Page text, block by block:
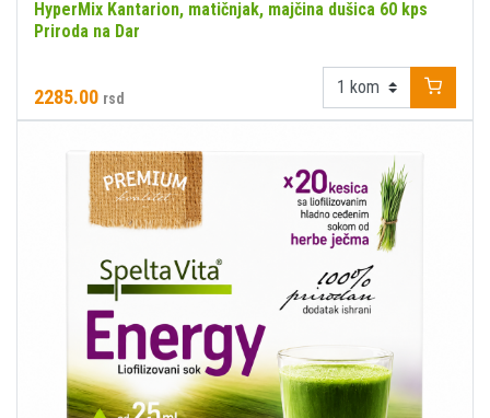
HyperMix Kantarion, matičnjak, majčina dušica 60 kps
Priroda na Dar
2285.00 rsd